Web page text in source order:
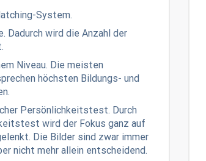
System.
Dadurch wird die Anzahl der
Niveau. Die meisten
höchsten Bildungs- und
Persönlichkeitstest. Durch
wird der Fokus ganz auf
Die Bilder sind zwar immer
nicht mehr allein entscheidend.